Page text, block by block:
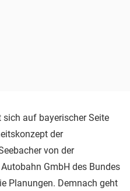
sich auf bayerischer Seite
der
von der
GmbH des Bundes
Planungen. Demnach geht